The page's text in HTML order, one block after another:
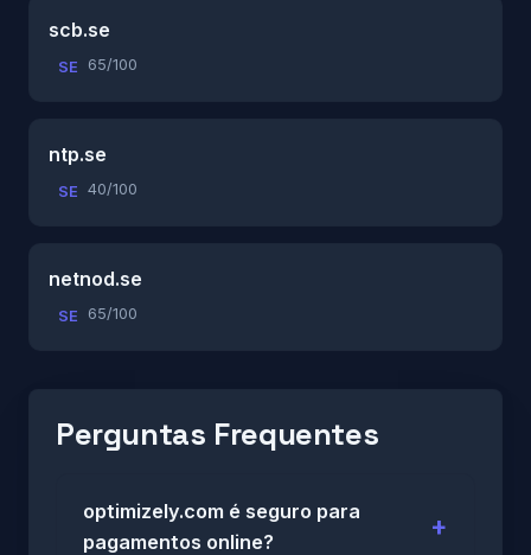
scb.se
SE 65/100
ntp.se
SE 40/100
netnod.se
SE 65/100
Perguntas Frequentes
optimizely.com é seguro para
pagamentos online?